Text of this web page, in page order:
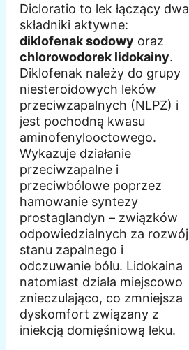
Dicloratio to lek łączący dwa
składniki aktywne:
diklofenak sodowy oraz
chlorowodorek lidokainy.
Diklofenak należy do grupy
niesteroidowych leków
przeciwzapalnych (NLPZ) i
jest pochodną kwasu
aminofenylooctowego.
Wykazuje działanie
przeciwzapalne i
przeciwbólowe poprzez
hamowanie syntezy
prostaglandyn – związków
odpowiedzialnych za rozwój
stanu zapalnego i
odczuwanie bólu. Lidokaina
natomiast działa miejscowo
znieczulająco, co zmniejsza
dyskomfort związany z
iniekcją domięśniową leku.